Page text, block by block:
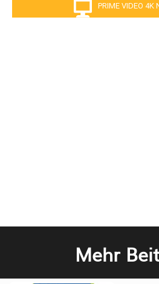
PRIME VIDEO 4K
Mehr